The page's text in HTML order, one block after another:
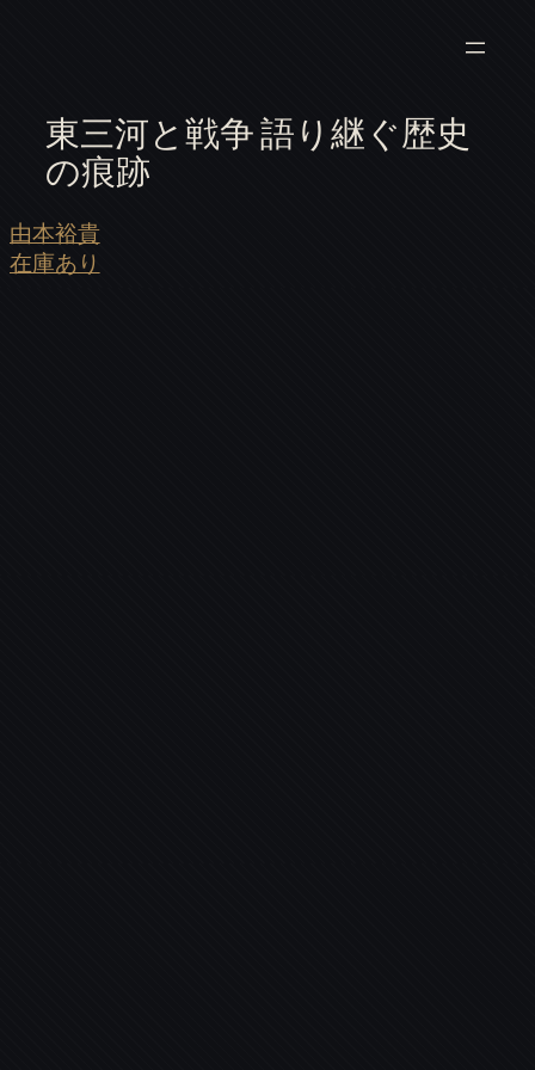
東三河と戦争 語り継ぐ歴史
の痕跡
由本裕貴
在庫あり